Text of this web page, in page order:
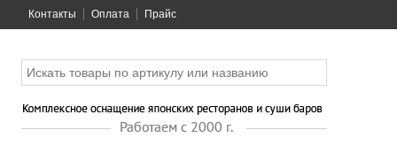
Контакты Оплата Прайс